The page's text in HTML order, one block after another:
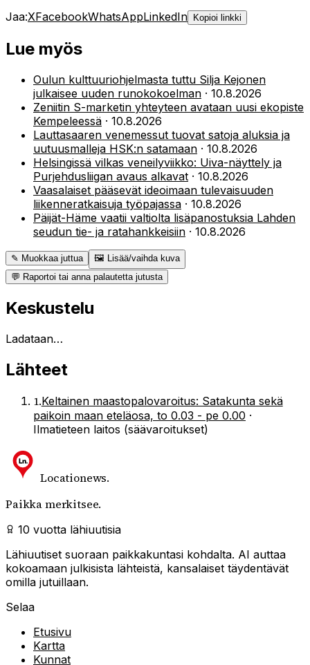
Jaa:XFacebookWhatsAppLinkedIn Kopioi linkki
Lue myös
Oulun kulttuuriohjelmasta tuttu Silja Kejonen
julkaisee uuden runokokoelman · 10.8.2026
Zeniitin S-marketin yhteyteen avataan uusi ekopiste
Kempeleessä · 10.8.2026
Lauttasaaren venemessut tuovat satoja aluksia ja
uutuusmalleja HSK:n satamaan · 10.8.2026
Helsingissä vilkas veneilyviikko: Uiva-näyttely ja
Purjehdusliigan avaus alkavat · 10.8.2026
Vaasalaiset pääsevät ideoimaan tulevaisuuden
liikenneratkaisuja työpajassa · 10.8.2026
Päijät-Häme vaatii valtiolta lisäpanostuksia Lahden
seudun tie- ja ratahankkeisiin · 10.8.2026
✎ Muokkaa juttua
🖼 Lisää/vaihda kuva
💬 Raportoi tai anna palautetta jutusta
Keskustelu
Ladataan…
Lähteet
1.Keltainen maastopalovaroitus: Satakunta sekä
paikoin maan eteläosa, to 0.03 - pe 0.00 ·
Ilmatieteen laitos (säävaroitukset)
Locationews.
Paikka merkitsee.
10 vuotta lähiuutisia
Lähiuutiset suoraan paikkakuntasi kohdalta. AI auttaa
kokoamaan julkisista lähteistä, kansalaiset täydentävät
omilla jutuillaan.
Selaa
Etusivu
Kartta
Kunnat